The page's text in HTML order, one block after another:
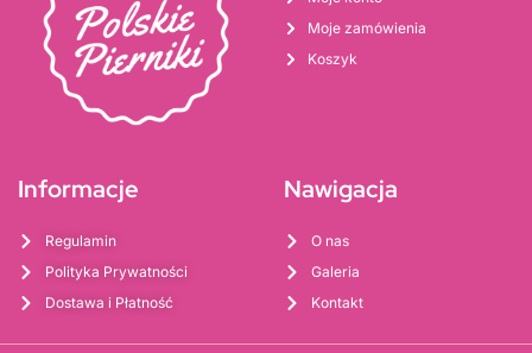
Moje zamówienia
Koszyk
Informacje
Regulamin
Polityka Prywatności
Dostawa i Płatność
Nawigacja
O nas
Galeria
Kontakt